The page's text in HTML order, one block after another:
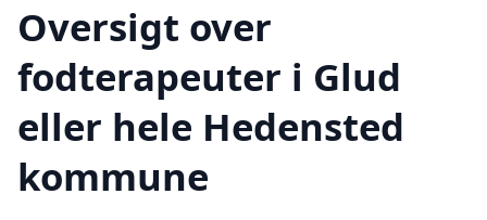
Oversigt over
fodterapeuter i Glud
eller hele Hedensted
kommune